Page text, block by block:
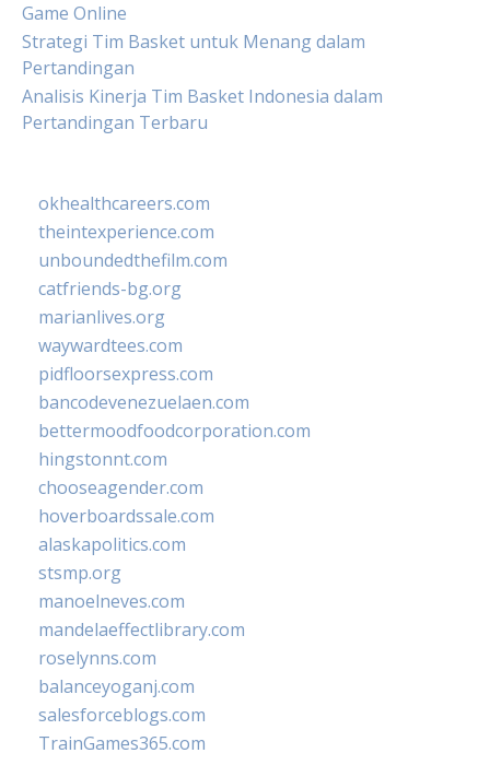
Game Online
Strategi Tim Basket untuk Menang dalam
Pertandingan
Analisis Kinerja Tim Basket Indonesia dalam
Pertandingan Terbaru
okhealthcareers.com
theintexperience.com
unboundedthefilm.com
catfriends-bg.org
marianlives.org
waywardtees.com
pidfloorsexpress.com
bancodevenezuelaen.com
bettermoodfoodcorporation.com
hingstonnt.com
chooseagender.com
hoverboardssale.com
alaskapolitics.com
stsmp.org
manoelneves.com
mandelaeffectlibrary.com
roselynns.com
balanceyoganj.com
salesforceblogs.com
TrainGames365.com